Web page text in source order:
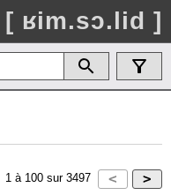
[ ʁim.sɔ.lid ]
1 à 100 sur 3497